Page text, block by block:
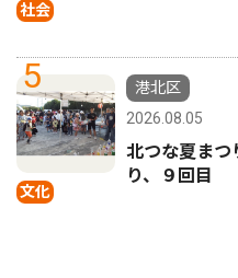
社会
5
文化
港北区
2026.08.05
北つな夏ま
り、９回目